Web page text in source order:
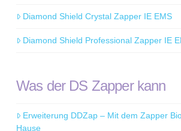
Diamond Shield Crystal Zapper IE EMS
Diamond Shield Professional Zapper IE
Was der DS Zapper kann
Erweiterung DDZap – Mit dem Zapper
Hause